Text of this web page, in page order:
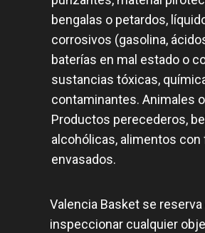
bengalas o petardos,
corrosivos (gasolina,
baterías en mal estado o
sustancias tóxicas,
contaminantes. Animales
Productos perecederos,
alcohólicas, alimentos con
envasados.
Valencia Basket se
inspeccionar cualquier